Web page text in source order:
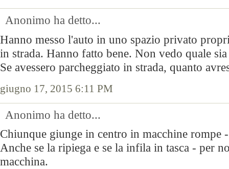
Anonimo ha detto...
Hanno messo l'auto in uno spazio privato
in strada. Hanno fatto bene. Non vedo quale
Se avessero parcheggiato in strada, quanto
giugno 17, 2015 6:11 PM
Anonimo ha detto...
Chiunque giunge in centro in macchine rompe
Anche se la ripiega e se la infila in tasca - per
macchina.